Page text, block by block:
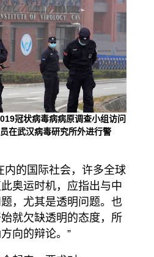
冠状病毒病病原调查小组访问
在武汉病毒研究所外进行警
内的国际社会，许多全球
奥运时机，应指出与中
，尤其是透明问题。也
就欠缺透明的态度，所
向的辩论。”